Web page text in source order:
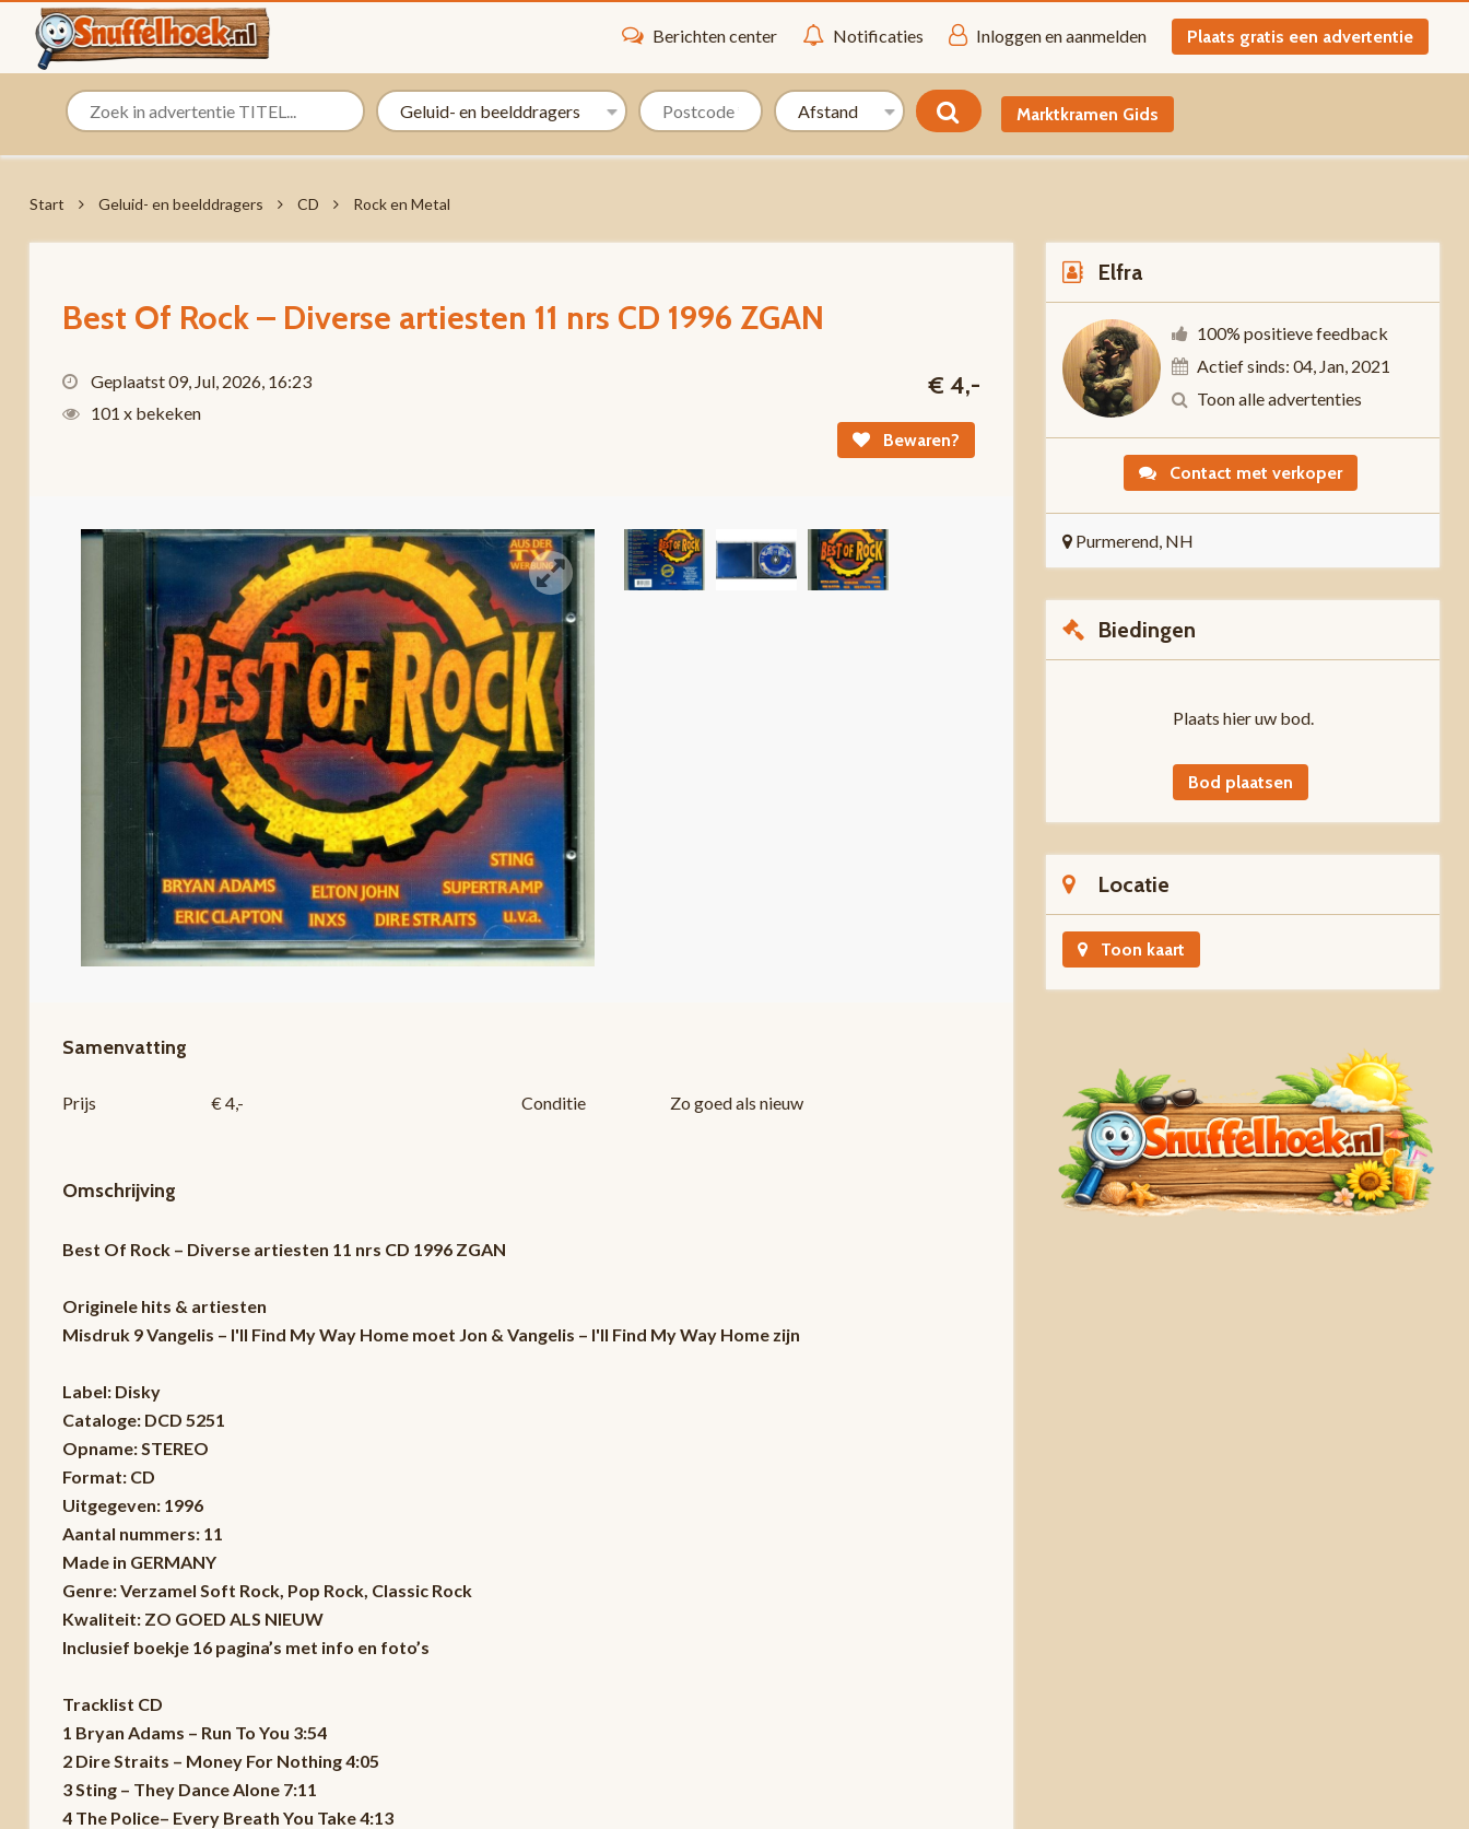
Berichten center Notificaties Inloggen en aanmelden Plaats gratis een advertentie
Marktkramen Gids
Start Geluid- en beelddragers CD Rock en Metal
Best Of Rock – Diverse artiesten 11 nrs CD 1996 ZGAN
Geplaatst 09, Jul, 2026, 16:23
101 x bekeken
€ 4,-
Bewaren?
Samenvatting
Prijs € 4,- Conditie Zo goed als nieuw
Omschrijving
Best Of Rock – Diverse artiesten 11 nrs CD 1996 ZGAN
Originele hits & artiesten
Misdruk 9 Vangelis – I'll Find My Way Home moet Jon & Vangelis – I'll Find My Way Home zijn
Label: Disky
Cataloge: DCD 5251
Opname: STEREO
Format: CD
Uitgegeven: 1996
Aantal nummers: 11
Made in GERMANY
Genre: Verzamel Soft Rock, Pop Rock, Classic Rock
Kwaliteit: ZO GOED ALS NIEUW
Inclusief boekje 16 pagina’s met info en foto’s
Tracklist CD
1 Bryan Adams – Run To You 3:54
2 Dire Straits – Money For Nothing 4:05
3 Sting – They Dance Alone 7:11
4 The Police– Every Breath You Take 4:13
Elfra
100% positieve feedback
Actief sinds: 04, Jan, 2021
Toon alle advertenties
Contact met verkoper
Purmerend, NH
Biedingen
Plaats hier uw bod.
Bod plaatsen
Locatie
Toon kaart